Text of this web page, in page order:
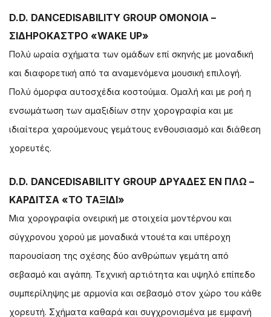
D.D. DANCEDISABILITY GROUP ΟΜΟΝΟΙΑ –
ΣΙΔΗΡΟΚΑΣΤΡΟ «WAKE UP»
Πολύ ωραία σχήματα των ομάδων επί σκηνής με μοναδική
και διαφορετική από τα αναμενόμενα μουσική επιλογή.
Πολύ όμορφα αυτοσχέδια κοστούμια. Ομαλή και με ροή η
ενσωμάτωση των αμαξιδίων στην χορογραφία και με
ιδιαίτερα χαρούμενους γεμάτους ενθουσιασμό και διάθεση
χορευτές.
D.D. DANCEDISABILITY GROUP ΔΡΥΑΔΕΣ ΕΝ ΠΛΩ –
ΚΑΡΔΙΤΣΑ «ΤΟ ΤΑΞΙΔΙ»
Μια χορογραφία ονειρική με στοιχεία μοντέρνου και
σύγχρονου χορού με μοναδικά ντουέτα και υπέροχη
παρουσίαση της σχέσης δύο ανθρώπων γεμάτη από
σεβασμό και αγάπη. Τεχνική αρτιότητα και υψηλό επίπεδο
συμπερίληψης με αρμονία και σεβασμό στον χώρο του κάθε
χορευτή. Σχήματα καθαρά και συγχρονισμένα με εμφανή